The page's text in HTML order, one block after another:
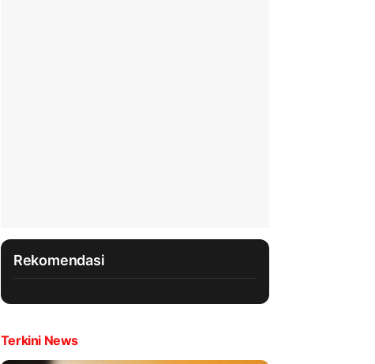
Rekomendasi
Terkini News